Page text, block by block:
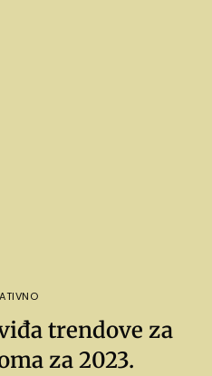
trendove za
za 2023.